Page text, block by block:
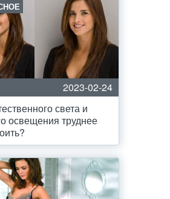
2023-02-24
света и
освещения труднее